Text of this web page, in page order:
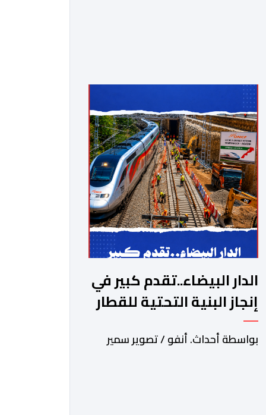
الدار البيضاء..تقدم كبير في
إنجاز البنية التحتية للقطار
فائق السرعة
بواسطة أحداث. أنفو / تصوير سمير